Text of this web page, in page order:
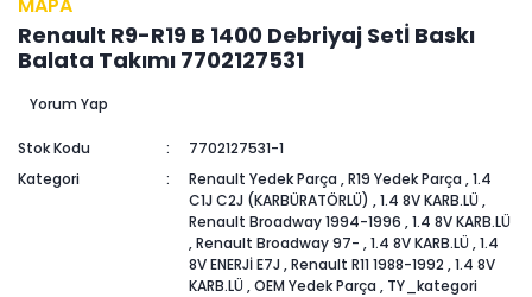
Renault R9-R19 B 1400 Debriyaj Setİ Baskı
Balata Takımı 7702127531
Yorum Yap
Stok Kodu
7702127531-1
Kategori
Renault Yedek Parça ,R19 Yedek Parça ,1.4
C1J C2J (KARBÜRATÖRLÜ) ,1.4 8V KARB.LÜ ,
Renault Broadway 1994-1996 ,1.4 8V KARB.LÜ
,Renault Broadway 97- ,1.4 8V KARB.LÜ ,1.4
8V ENERJİ E7J,Renault R11 1988-1992 ,1.4 8V
KARB.LÜ ,OEM Yedek Parça , TY_kategori